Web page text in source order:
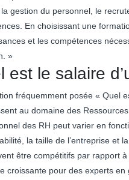
gestion du personnel, le
En choisissant une
et les compétences
»
est le salaire
fréquemment posée « Quel
au domaine des
des RH peut varier en
la taille de l’entreprise et
être compétitifs par rapport
croissante pour des experts